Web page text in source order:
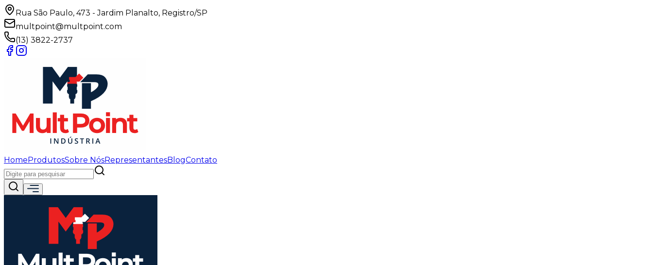
Rua São Paulo, 473 - Jardim Planalto, Registro/SP
multpoint@multpoint.com
(13) 3822-2737
HomeProdutosSobre NósRepresentantesBlogContato